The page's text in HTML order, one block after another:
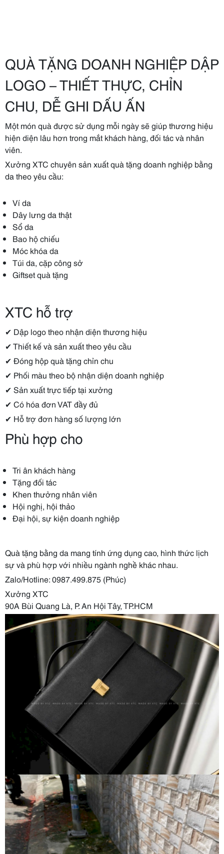
QUÀ TẶNG DOANH NGHIỆP DẬP
LOGO – THIẾT THỰC, CHỈN
CHU, DỄ GHI DẤU ẤN
Một món quà được sử dụng mỗi ngày sẽ giúp thương hiệu
hiện diện lâu hơn trong mắt khách hàng, đối tác và nhân
viên.
Xưởng XTC chuyên sản xuất quà tặng doanh nghiệp bằng
da theo yêu cầu:
Ví da
Dây lưng da thật
Sổ da
Bao hộ chiếu
Móc khóa da
Túi da, cặp công sở
Giftset quà tặng
XTC hỗ trợ
✔ Dập logo theo nhận diện thương hiệu
✔ Thiết kế và sản xuất theo yêu cầu
✔ Đóng hộp quà tặng chỉn chu
✔ Phối màu theo bộ nhận diện doanh nghiệp
✔ Sản xuất trực tiếp tại xưởng
✔ Có hóa đơn VAT đầy đủ
✔ Hỗ trợ đơn hàng số lượng lớn
Phù hợp cho
Tri ân khách hàng
Tặng đối tác
Khen thưởng nhân viên
Hội nghị, hội thảo
Đại hội, sự kiện doanh nghiệp
Quà tặng bằng da mang tính ứng dụng cao, hình thức lịch
sự và phù hợp với nhiều ngành nghề khác nhau.
Zalo/Hotline: 0987.499.875 (Phúc)
Xưởng XTC
90A Bùi Quang Là, P. An Hội Tây, TP.HCM